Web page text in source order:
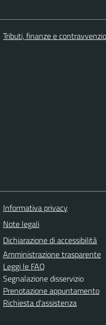
Tributi, finanze e
Informativa privacy
Note legali
Dichiarazione di accessibilità
Amministrazione trasparente
Leggi le FAQ
Segnalazione disservizio
Prenotazione appuntamento
Richiesta d'assistenza